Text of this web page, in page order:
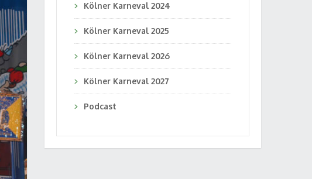
Kölner Karneval 2024
Kölner Karneval 2025
Kölner Karneval 2026
Kölner Karneval 2027
Podcast